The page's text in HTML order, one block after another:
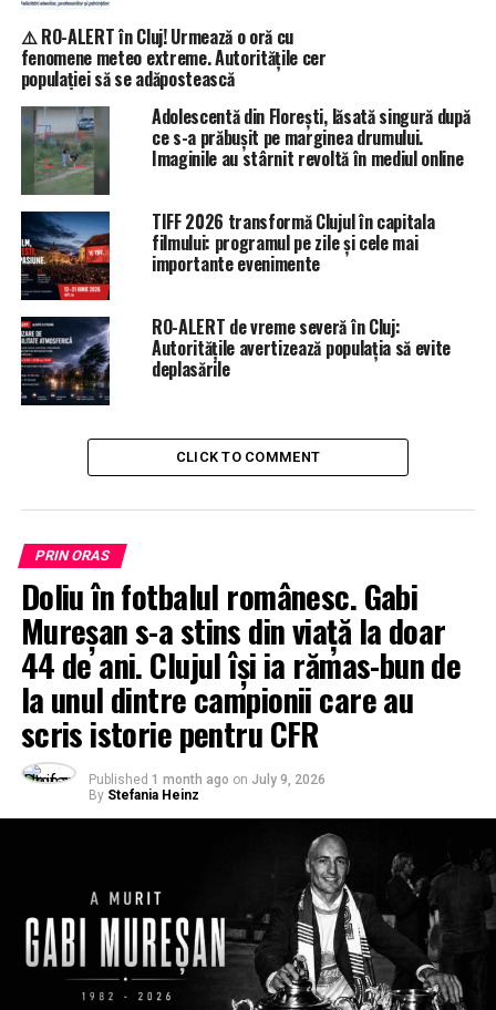
⚠️ RO-ALERT în Cluj! Urmează o oră cu
fenomene meteo extreme. Autoritățile cer
populației să se adăpostească
Adolescentă din Florești, lăsată singură după
ce s-a prăbușit pe marginea drumului.
Imaginile au stârnit revoltă în mediul online
TIFF 2026 transformă Clujul în capitala
filmului: programul pe zile și cele mai
importante evenimente
RO-ALERT de vreme severă în Cluj:
Autoritățile avertizează populația să evite
deplasările
CLICK TO COMMENT
PRIN ORAS
Doliu în fotbalul românesc. Gabi
Mureșan s-a stins din viață la doar
44 de ani. Clujul își ia rămas-bun de
la unul dintre campionii care au
scris istorie pentru CFR
Published 1 month ago on July 9, 2026
By Stefania Heinz